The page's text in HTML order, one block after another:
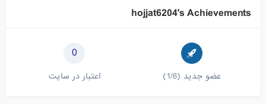
hojjat6204's Achievements
عضو جدید (1/6)
0
اعتبار در سایت